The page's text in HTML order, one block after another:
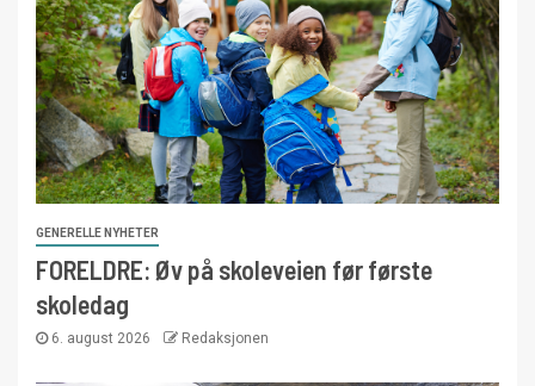
GENERELLE NYHETER
FORELDRE: Øv på skoleveien før første
skoledag
6. august 2026 Redaksjonen